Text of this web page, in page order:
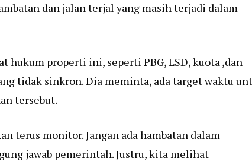
dan jalan terjal yang masih terjadi dalam
hukum properti ini, seperti PBG, LSD, kuota ,dan
tidak sinkron. Dia meminta, ada target waktu
tersebut.
terus monitor. Jangan ada hambatan dalam
jawab pemerintah. Justru, kita melihat